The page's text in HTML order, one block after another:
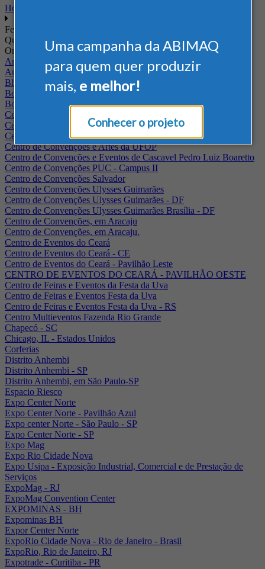
Uma campanha da ABIMAQ
para quem quer produzir
mais, e melhor!
Conhecer o projeto
Home
Feiras
Quando
Onde
Arena Jaguariuna
Auditório Albano Franco - FIEPA
Blumenau - SC
BolognaFiere
Boulevard Olimpico - RJ
Centro Internacional de Convenções do Brasil, em Brasília
Centro de Convenções - SE
Centro de Convenções de Pernambuco - PE
Centro de Convenções e Artes da UFOP
Centro de Convenções e Eventos de Cascavel Pedro Luiz Boaretto
Centro de Convenções PUC - Campus II
Centro de Convenções Salvador
Centro de Convenções Ulysses Guimarães
Centro de Convenções Ulysses Guimarães - DF
Centro de Convenções Ulysses Guimarães Brasília - DF
Centro de Convenções, em Aracaju
Centro de Convenções, em Aracaju.
Centro de Eventos do Ceará
Centro de Eventos do Ceará - CE
Centro de Eventos do Ceará - Pavilhão Leste
CENTRO DE EVENTOS DO CEARÁ - PAVILHÃO OESTE
Centro de Feiras e Eventos da Festa da Uva
Centro de Feiras e Eventos Festa da Uva
Centro de Feiras e Eventos Festa da Uva - RS
Centro Multieventos Fazenda Rio Grande
Chapecó - SC
Chicago, IL - Estados Unidos
Corferias
Distrito Anhembi
Distrito Anhembi - SP
Distrito Anhembi, em São Paulo-SP
Espacio Riesco
Expo Center Norte
Expo Center Norte - Pavilhão Azul
Expo center Norte - São Paulo - SP
Expo Center Norte - SP
Expo Mag
Expo Rio Cidade Nova
Expo Usipa - Exposição Industrial, Comercial e de Prestação de
Serviços
ExpoMag - RJ
ExpoMag Convention Center
EXPOMINAS - BH
Expominas BH
Expor Center Norte
ExpoRio Cidade Nova - Rio de Janeiro - Brasil
ExpoRio, Rio de Janeiro, RJ
Expotrade - Curitiba - PR